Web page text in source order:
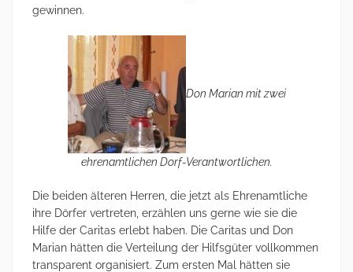
gewinnen.
Don Marian mit zwei
ehrenamtlichen Dorf-Verantwortlichen.
Die beiden älteren Herren, die jetzt als Ehrenamtliche
ihre Dörfer vertreten, erzählen uns gerne wie sie die
Hilfe der Caritas erlebt haben. Die Caritas und Don
Marian hätten die Verteilung der Hilfsgüter vollkommen
transparent organisiert. Zum ersten Mal hätten sie